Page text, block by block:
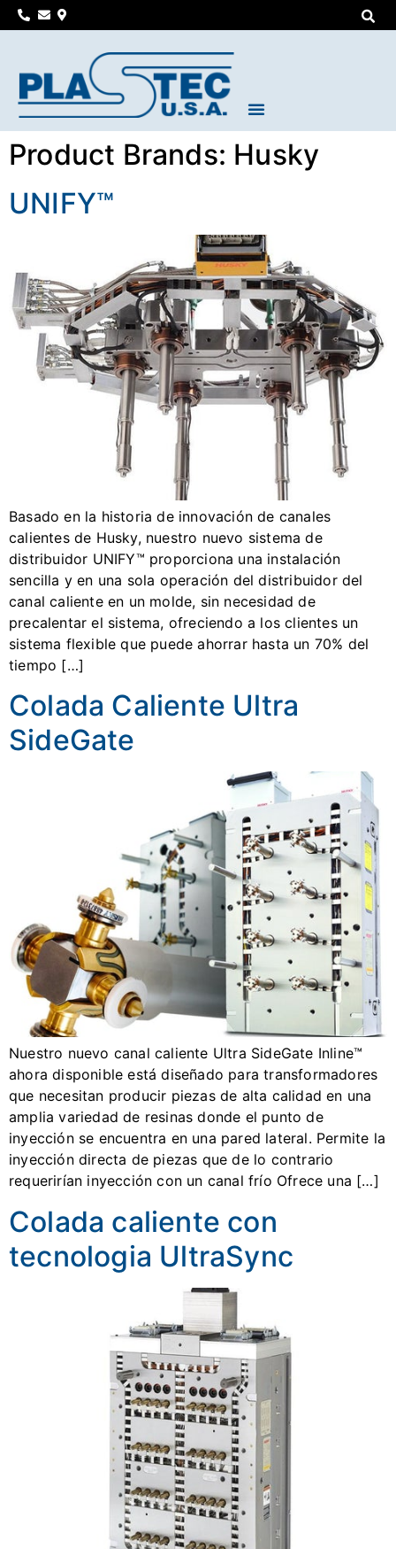
Product Brands: Husky
UNIFY™
Basado en la historia de innovación de canales
calientes de Husky, nuestro nuevo sistema de
distribuidor UNIFY™ proporciona una instalación
sencilla y en una sola operación del distribuidor del
canal caliente en un molde, sin necesidad de
precalentar el sistema, ofreciendo a los clientes un
sistema flexible que puede ahorrar hasta un 70% del
tiempo […]
Colada Caliente Ultra
SideGate
Nuestro nuevo canal caliente Ultra SideGate Inline™
ahora disponible está diseñado para transformadores
que necesitan producir piezas de alta calidad en una
amplia variedad de resinas donde el punto de
inyección se encuentra en una pared lateral. Permite la
inyección directa de piezas que de lo contrario
requerirían inyección con un canal frío Ofrece una […]
Colada caliente con
tecnologia UltraSync